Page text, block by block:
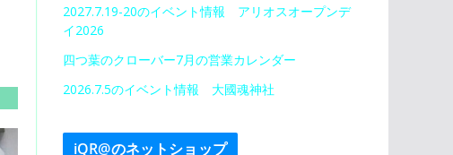
2027.7.19-20のイベント情報 アリオスオープンデ
イ2026
四つ葉のクローバー7月の営業カレンダー
2026.7.5のイベント情報 大國魂神社
iQR@のネットショップ